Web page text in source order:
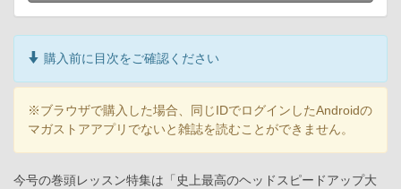
購入前に目次をご確認ください
※ブラウザで購入した場合、同じIDでログインしたAndroidの
マガストアアプリでないと雑誌を読むことができません。
今号の巻頭レッスン特集は「史上最高のヘッドスピードアップ大